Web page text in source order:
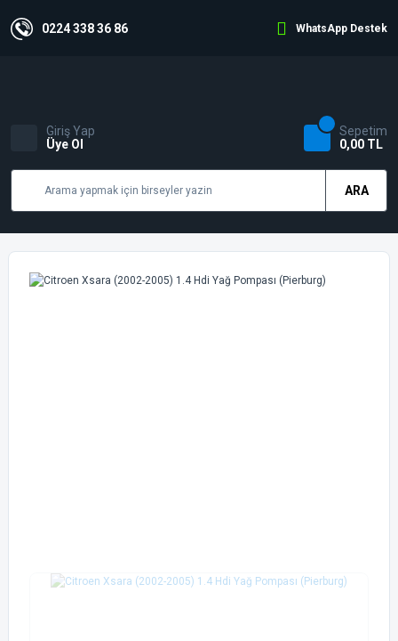
0224 338 36 86 WhatsApp Destek
ARA
Giriş Yap
Üye Ol
Sepetim
0,00 TL